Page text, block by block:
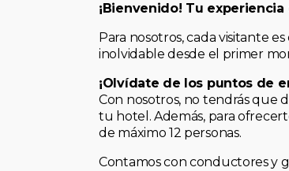
¡Bienvenido! Tu
Para nosotros, cada visitante
inolvidable desde el primer
¡Olvídate de los puntos de
Con nosotros, no tendrás que
tu hotel. Además, para
de máximo 12 personas.
Contamos con conductores y